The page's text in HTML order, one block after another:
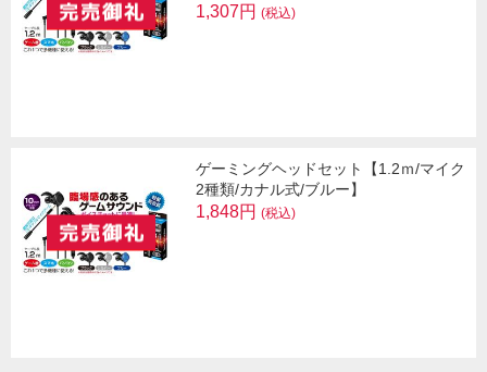
1,307円 (税込)
ゲーミングヘッドセット【1.2ｍ/マイク
2種類/カナル式/ブルー】
1,848円 (税込)